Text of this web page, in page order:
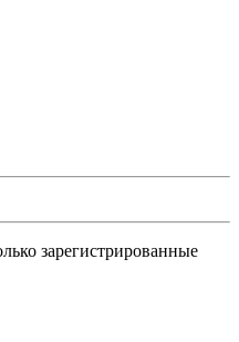
зарегистрированные